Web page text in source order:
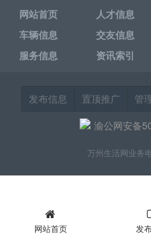
网站首页 人才信息
车辆信息
交友信息
服务信息
资讯索引
发布信息 置顶推广 管
渝公网安备
万州生活网业务
网站首页 发